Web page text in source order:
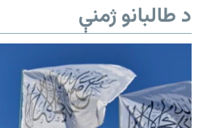
د طالبانو ژمنې